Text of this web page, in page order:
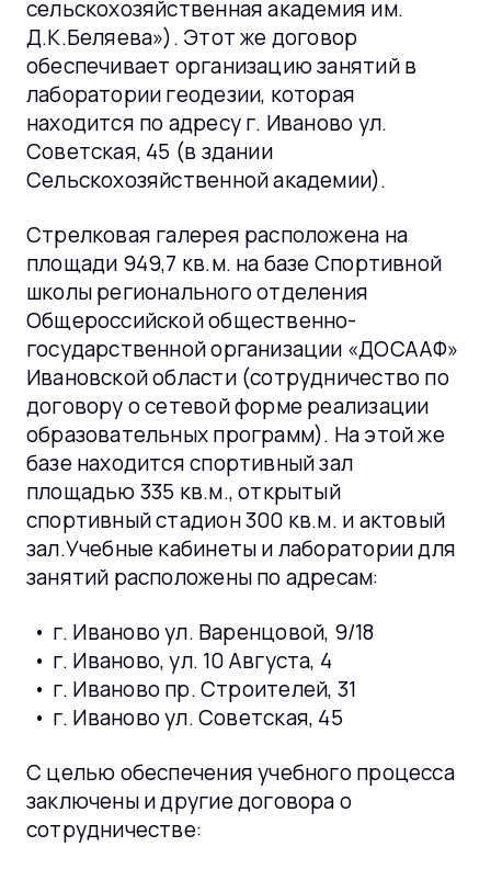
сельскохозяйственная академия им.
Д.К.Беляева»). Этот же договор
обеспечивает организацию занятий в
лаборатории геодезии, которая
находится по адресу г. Иваново ул.
Советская, 45 (в здании
Сельскохозяйственной академии).
Стрелковая галерея расположена на
площади 949,7 кв.м. на базе Спортивной
школы регионального отделения
Общероссийской общественно-
государственной организации «ДОСААФ»
Ивановской области (сотрудничество по
договору о сетевой форме реализации
образовательных программ). На этой же
базе находится спортивный зал
площадью 335 кв.м., открытый
спортивный стадион 300 кв.м. и актовый
зал.Учебные кабинеты и лаборатории для
занятий расположены по адресам:
г. Иваново ул. Варенцовой, 9/18
г. Иваново, ул. 10 Августа, 4
г. Иваново пр. Строителей, 31
г. Иваново ул. Советская, 45
С целью обеспечения учебного процесса
заключены и другие договора о
сотрудничестве: